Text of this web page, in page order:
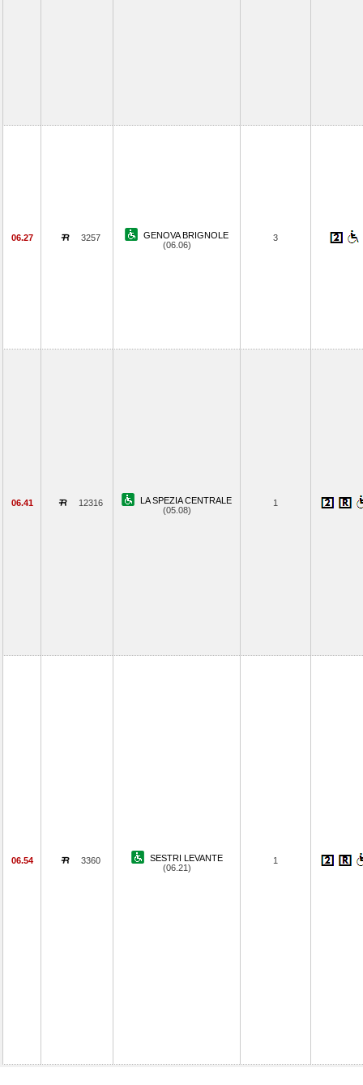
06.27 3257
GENOVA BRIGNOLE
(06.06)
3
06.41 12316
LA SPEZIA CENTRALE
(05.08)
1
06.54 3360
SESTRI LEVANTE
(06.21)
1